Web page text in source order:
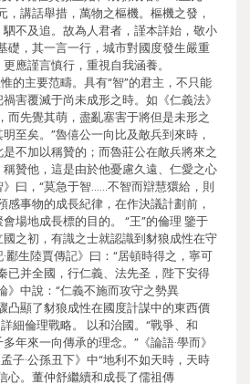
，講話舉措，萬物之樞機。樞機之發，
不及追。故為人君者，謹本詳始，敬小
礎，其一言一行，城市對國度發生嚴重
應謹言慎行，重視自我涵養。
的主要范疇。具有“智”的君主，不只能
害覆滅于尚未成形之時。如《仁義法》
而先覺其萌，盡亂塞害于將但是未形之
至矣。”魯僖公一向比及敵兵到來時，
不加以稱贊的；而魯莊公在敵兵將來之
贊他，這是由於他憂慮久遠、仁愛之心
曰，“莫急于智……不智而辯慧獧給，則
感事物的成長紀律，在作決議計劃前，
場地成長標的目的。 “王”的倫理 鑒于
之初，有識之士就認識到豺狼成性在守
酈生陸賈傳記》曰：“居頓時得之，寧可
已并全國，行仁義、法先圣，陛下安得
》中說：“仁義不施而攻守之勢異
凸顯了豺狼成性在國度計謀中的東西價
細倫理戰略。 以和治國。“戰爭、和
年來一向傳承的理念。”《論語·學而》
子·公孫丑下》中“地利不如天時，天時
心。董仲舒繼續和成長了儒祖傳